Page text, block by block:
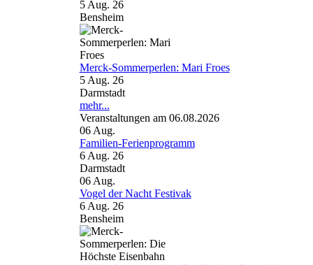
5 Aug. 26
Bensheim
Merck-Sommerperlen: Mari Froes
5 Aug. 26
Darmstadt
mehr...
Veranstaltungen am 06.08.2026
06 Aug.
Familien-Ferienprogramm
6 Aug. 26
Darmstadt
06 Aug.
Vogel der Nacht Festivak
6 Aug. 26
Bensheim